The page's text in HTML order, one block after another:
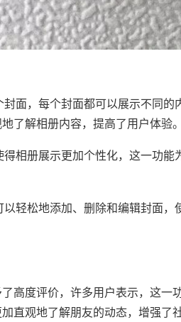
面，每个封面都可以展示不同的
了解相册内容，提高了用户体验。
相册展示更加个性化，这一功能
轻松地添加、删除和编辑封面，
高度评价，许多用户表示，这一
直观地了解朋友的动态，增强了